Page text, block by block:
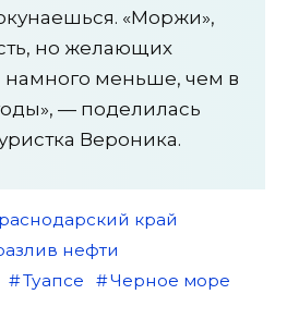
«Моржи»,
но желающих
намного меньше, чем в
— поделилась
Вероника.
край
нефти
Туапсе
Черное море